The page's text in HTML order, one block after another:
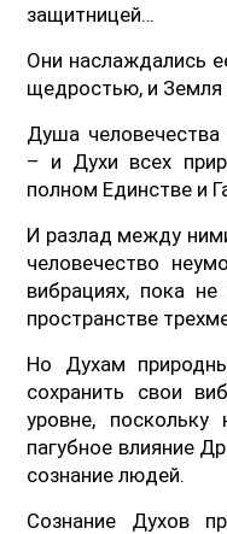
защитницей…
Они наслаждались
щедростью, и Земля
Душа человечества
– и Духи всех
полном Единстве и
И разлад между
человечество
вибрациях, пока не
пространстве
Но Духам
сохранить свои
уровне, поскольку
пагубное влияние
сознание людей.
Сознание Духов